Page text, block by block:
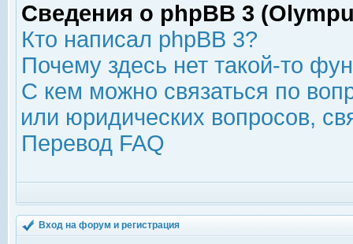
Сведения о phpBB 3
Кто написал phpBB 3?
Почему здесь нет такой-то
С кем можно связаться по
или юридических вопросов,
Перевод FAQ
Вход на форум и регистрация